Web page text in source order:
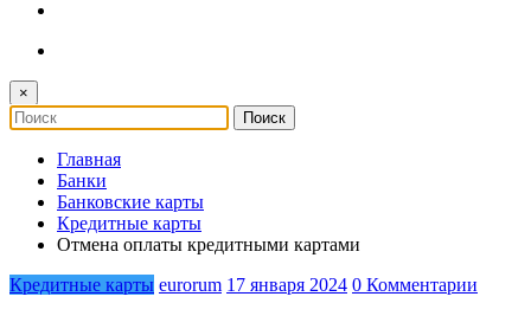
×
Главная
Банки
Банковские карты
Кредитные карты
Отмена оплаты кредитными картами
Кредитные карты eurorum 17 января 2024 0 Комментарии